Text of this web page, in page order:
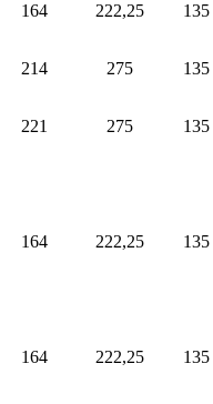
164 222,25 135
214 275 135
221 275 135
164 222,25 135
164 222,25 135